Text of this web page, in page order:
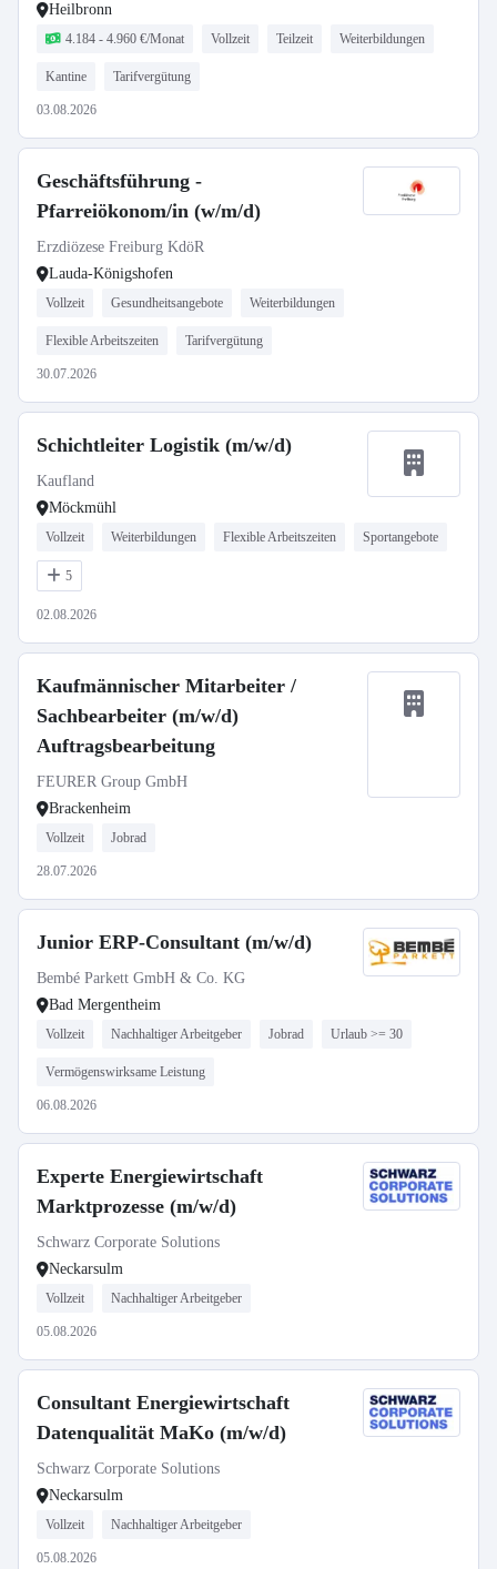
Heilbronn
4.184 - 4.960 €/Monat Vollzeit Teilzeit Weiterbildungen
Kantine Tarifvergütung
03.08.2026
Geschäftsführung -
Pfarreiökonom/in (w/m/d)
Erzdiözese Freiburg KdöR
Lauda-Königshofen
Vollzeit Gesundheitsangebote Weiterbildungen
Flexible Arbeitszeiten Tarifvergütung
30.07.2026
Schichtleiter Logistik (m/w/d)
Kaufland
Möckmühl
Vollzeit Weiterbildungen Flexible Arbeitszeiten Sportangebote
5
02.08.2026
Kaufmännischer Mitarbeiter /
Sachbearbeiter (m/w/d)
Auftragsbearbeitung
FEURER Group GmbH
Brackenheim
Vollzeit Jobrad
28.07.2026
Junior ERP-Consultant (m/w/d)
Bembé Parkett GmbH & Co. KG
Bad Mergentheim
Vollzeit Nachhaltiger Arbeitgeber Jobrad Urlaub >= 30
Vermögenswirksame Leistung
06.08.2026
Experte Energiewirtschaft
Marktprozesse (m/w/d)
Schwarz Corporate Solutions
Neckarsulm
Vollzeit Nachhaltiger Arbeitgeber
05.08.2026
Consultant Energiewirtschaft
Datenqualität MaKo (m/w/d)
Schwarz Corporate Solutions
Neckarsulm
Vollzeit Nachhaltiger Arbeitgeber
05.08.2026